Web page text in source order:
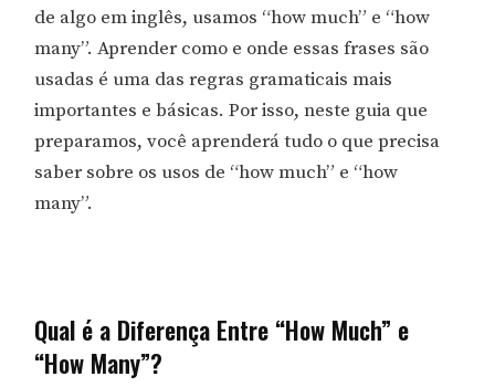
de algo em inglês, usamos “how much” e “how
many”. Aprender como e onde essas frases são
usadas é uma das regras gramaticais mais
importantes e básicas. Por isso, neste guia que
preparamos, você aprenderá tudo o que precisa
saber sobre os usos de “how much” e “how
many”.
Qual é a Diferença Entre “How Much” e
“How Many”?